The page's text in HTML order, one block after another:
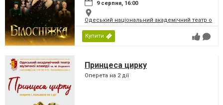
9 серпня, 16:00
Одеський національний академічний театр
Купити
Принцеса цирку
Оперета на 2 дії